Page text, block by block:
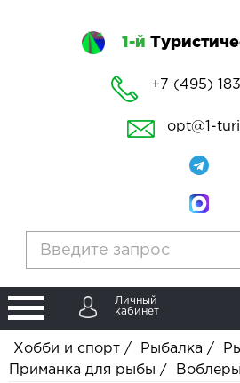
1-й
+7 (495)
opt@1-
Личный
кабинет
Хобби и спорт / Рыбалка /
Приманка для рыбы / Воблеры